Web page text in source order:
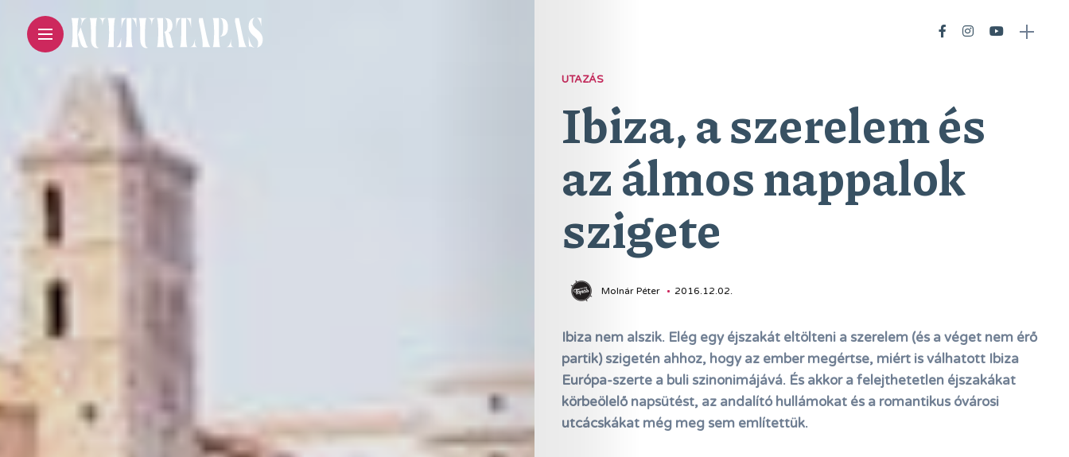
UTAZÁS
Ibiza, a szerelem és
az álmos nappalok
szigete
Molnár Péter 2016.12.02.
Ibiza nem alszik. Elég egy éjszakát eltölteni a szerelem (és a véget nem érő
partik) szigetén ahhoz, hogy az ember megértse, miért is válhatott Ibiza
Európa-szerte a buli szinonimájává. És akkor a felejthetetlen éjszakákat
körbeölelő napsütést, az andalító hullámokat és a romantikus óvárosi
utcácskákat még meg sem említettük.